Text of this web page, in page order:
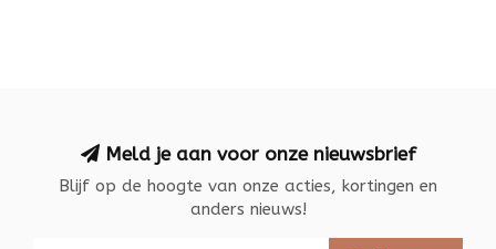
Meld je aan voor onze nieuwsbrief
Blijf op de hoogte van onze acties, kortingen en
anders nieuws!